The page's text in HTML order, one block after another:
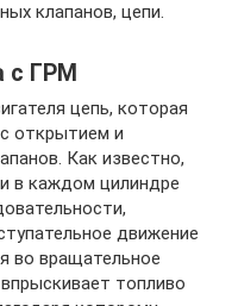
клапанов, цепи.
с ГРМ
цепь, которая
открытием и
Как известно,
в каждом цилиндре
движение
во вращательное
топливо